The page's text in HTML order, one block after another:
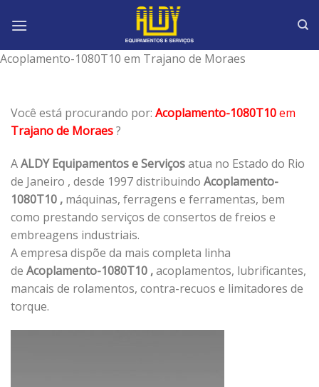
Acoplamento-1080T10 em Trajano de Moraes
Você está procurando por: Acoplamento-1080T10em
Trajano de Moraes?
AALDY Equipamentos e Serviçosatua no Estado do Rio
de Janeiro , desde 1997 distribuindo Acoplamento-
1080T10 , máquinas, ferragens e ferramentas, bem
como prestando serviços de consertos de freios e
embreagens industriais.
A empresa dispõe da mais completa linha
de Acoplamento-1080T10 ,acoplamentos, lubrificantes,
mancais de rolamentos, contra-recuos e limitadores de
torque.